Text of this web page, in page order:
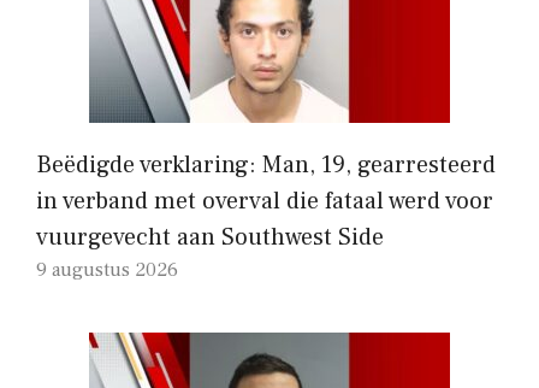
Beëdigde verklaring: Man, 19, gearresteerd
in verband met overval die fataal werd voor
vuurgevecht aan Southwest Side
9 augustus 2026